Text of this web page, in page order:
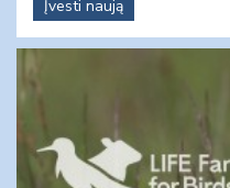
Įvesti naują